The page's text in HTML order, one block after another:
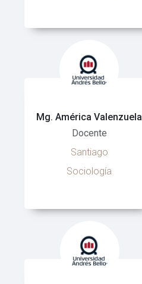
Mg. América Valenzuela
Docente
Santiago
Sociología